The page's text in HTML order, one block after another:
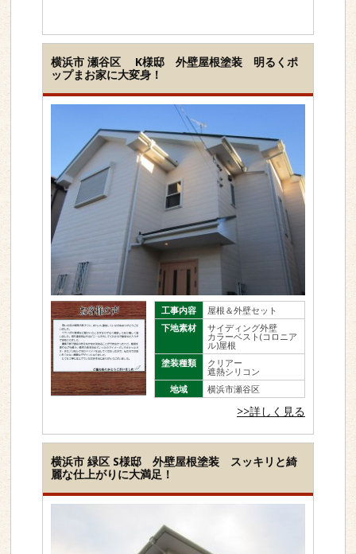
横浜市 瀬谷区 K様邸 外壁屋根塗装 明るくポ
ップまお家に大変身！
工事内容
屋根＆外壁セット
下地素材
サイディング外壁
カラーベスト(コロニア
ル)屋根
塗装種類
クリアー
遮熱シリコン
地域
横浜市瀬谷区
>>詳しく見る
横浜市 緑区 S様邸 外壁屋根塗装 スッキリと綺
麗な仕上がりに大満足！